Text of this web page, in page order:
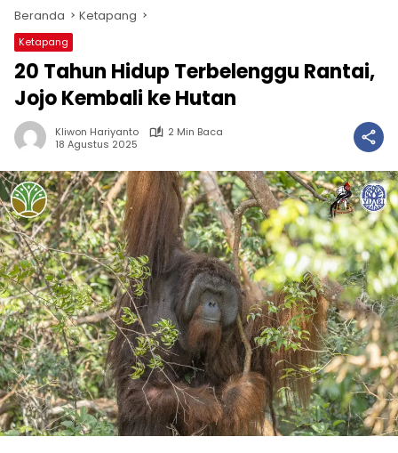
Beranda Ketapang
Ketapang
20 Tahun Hidup Terbelenggu Rantai,
Jojo Kembali ke Hutan
Kliwon Hariyanto
2 Min Baca
18 Agustus 2025